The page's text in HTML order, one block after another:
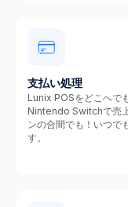
支払い処理
Lunix POSをどこへで
Nintendo Switchで売
ンの合間でも！いつで
す。